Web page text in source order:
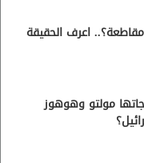
اعرف الحقيقة
مولتو وهوهوز